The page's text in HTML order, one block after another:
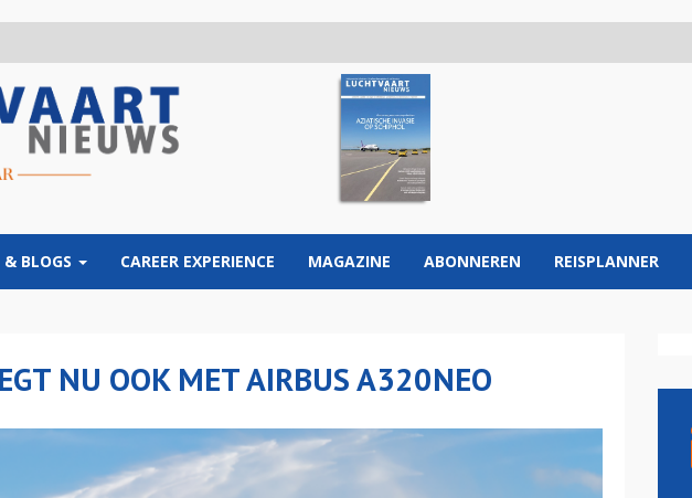
BLOGS CAREER EXPERIENCE MAGAZINE ABONNEREN REISPLANNER
NU OOK MET AIRBUS A320NEO